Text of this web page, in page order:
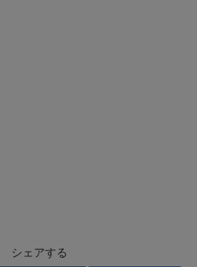
シェアする